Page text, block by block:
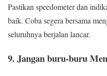
Pastikan speedometer dan
baik. Coba segera bersama
seluruhnya berjalan lancar.
9. Jangan buru-buru